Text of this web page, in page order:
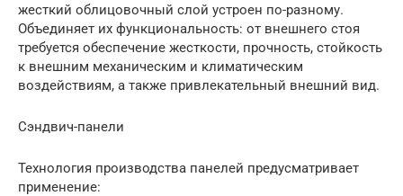
жесткий облицовочный слой устроен по-разному.
Объединяет их функциональность: от внешнего стоя
требуется обеспечение жесткости, прочность, стойкость
к внешним механическим и климатическим
воздействиям, а также привлекательный внешний вид.
Сэндвич-панели
Технология производства панелей предусматривает
применение: